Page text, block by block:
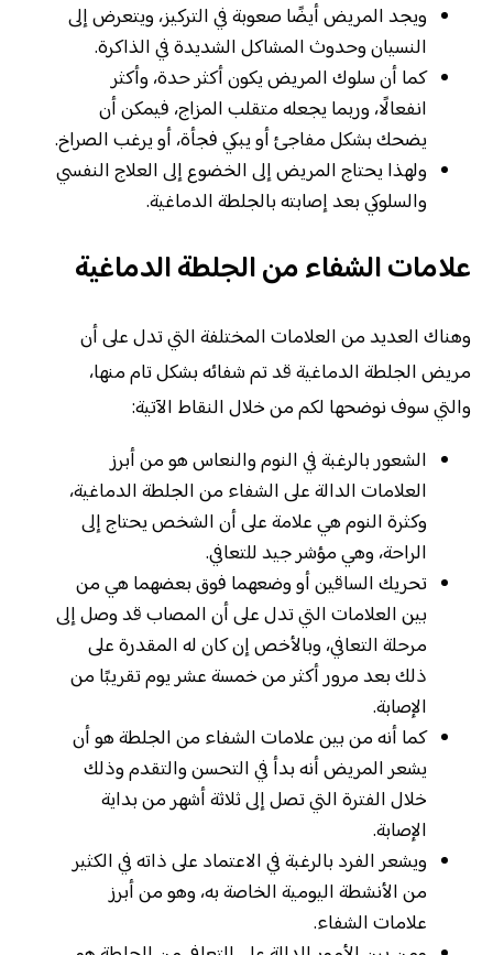
ويجد المريض أيضًا صعوبة في التركيز، ويتعرض إلى
النسيان وحدوث المشاكل الشديدة في الذاكرة.
كما أن سلوك المريض يكون أكثر حدة، وأكثر
انفعالًا، وربما يجعله متقلب المزاج، فيمكن أن
يضحك بشكل مفاجئ أو يبكي فجأة، أو يرغب الصراخ.
ولهذا يحتاج المريض إلى الخضوع إلى العلاج النفسي
والسلوكي بعد إصابته بالجلطة الدماغية.
علامات الشفاء من الجلطة الدماغية
وهناك العديد من العلامات المختلفة التي تدل على أن
مريض الجلطة الدماغية قد تم شفائه بشكل تام منها،
والتي سوف نوضحها لكم من خلال النقاط الآتية:
الشعور بالرغبة في النوم والنعاس هو من أبرز
العلامات الدالة على الشفاء من الجلطة الدماغية،
وكثرة النوم هي علامة على أن الشخص يحتاج إلى
الراحة، وهي مؤشر جيد للتعافي.
تحريك الساقين أو وضعهما فوق بعضهما هي من
بين العلامات التي تدل على أن المصاب قد وصل إلى
مرحلة التعافي، وبالأخص إن كان له المقدرة على
ذلك بعد مرور أكثر من خمسة عشر يوم تقريبًا من
الإصابة.
كما أنه من بين علامات الشفاء من الجلطة هو أن
يشعر المريض أنه بدأ في التحسن والتقدم وذلك
خلال الفترة التي تصل إلى ثلاثة أشهر من بداية
الإصابة.
ويشعر الفرد بالرغبة في الاعتماد على ذاته في الكثير
من الأنشطة اليومية الخاصة به، وهو من أبرز
علامات الشفاء.